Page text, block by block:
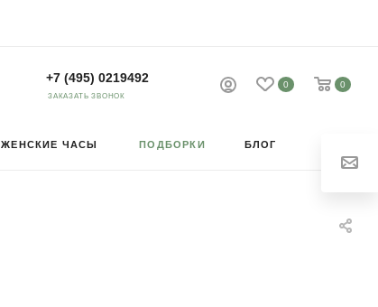
0 0
+7 (495) 0219492
ЗАКАЗАТЬ ЗВОНОК
ЖЕНСКИЕ ЧАСЫ ПОДБОРКИ БЛОГ